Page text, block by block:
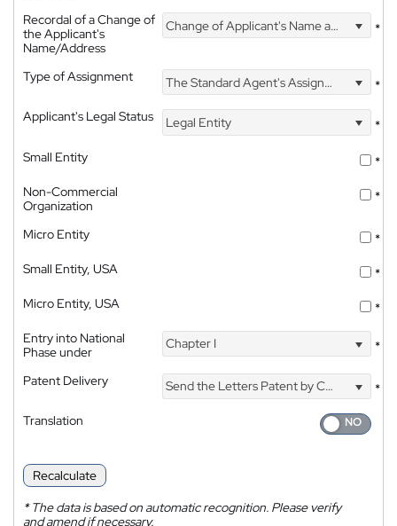
Recordal of a Change of
the Applicant's
Name/Address
Change of Applicant's Name and Address *
Type of Assignment The Standard Agent's Assignment
*
Applicant's Legal Status
Legal Entity
*
Small Entity
*
Non-Commercial
Organization
*
Micro Entity
*
Small Entity, USA
*
Micro Entity, USA
*
Entry into National
Phase under
Chapter I *
Patent Delivery Send the Letters Patent by Courier
*
Translation
Recalculate
*The data is based on automatic recognition. Please verify
and amend if necessary.